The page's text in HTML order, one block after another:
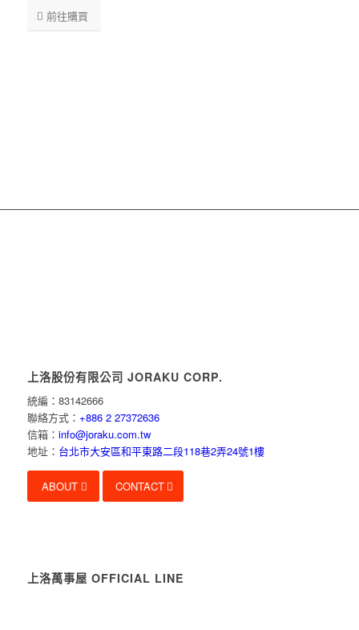
前往購買
上洛股份有限公司 JORAKU CORP.
統編：83142666
聯絡方式： +886 2 27372636
信箱： info@joraku.com.tw
地址： 台北市大安區和平東路二段118巷2弄24號1樓
ABOUT CONTACT
上洛萬事屋 OFFICIAL LINE